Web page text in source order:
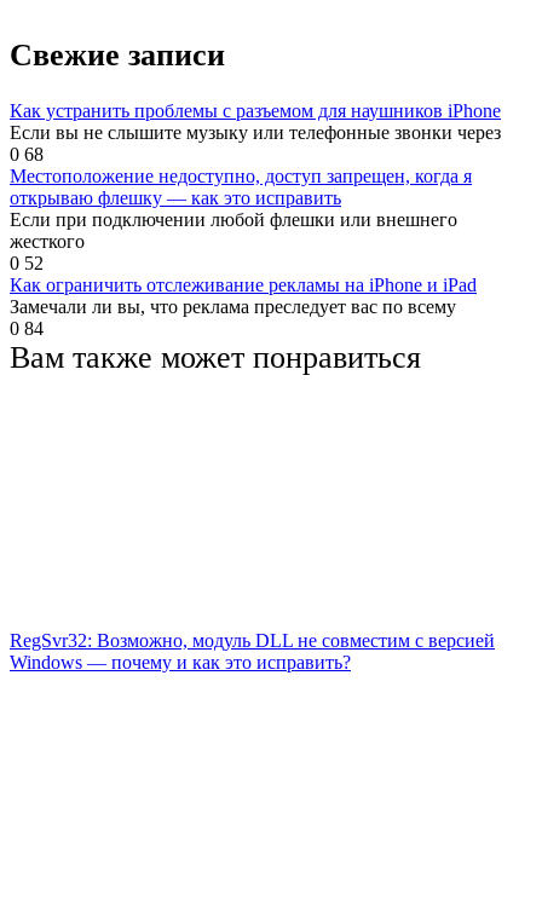
Свежие записи
Как устранить проблемы с разъемом для наушников iPhone
Если вы не слышите музыку или телефонные звонки через
0 68
Местоположение недоступно, доступ запрещен, когда я
открываю флешку — как это исправить
Если при подключении любой флешки или внешнего
жесткого
0 52
Как ограничить отслеживание рекламы на iPhone и iPad
Замечали ли вы, что реклама преследует вас по всему
0 84
Вам также может понравиться
RegSvr32: Возможно, модуль DLL не совместим с версией
Windows — почему и как это исправить?